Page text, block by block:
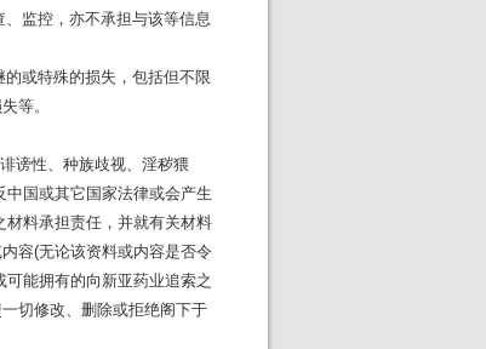
监控，亦不承担与该等信息
或特殊的损失，包括但不限
等。
谤性、种族歧视、淫秽猥
国或其它国家法律或会产生
材料承担责任，并就有关材料
容(无论该资料或内容是否令
能拥有的向新亚药业追索之
切修改、删除或拒绝阁下于